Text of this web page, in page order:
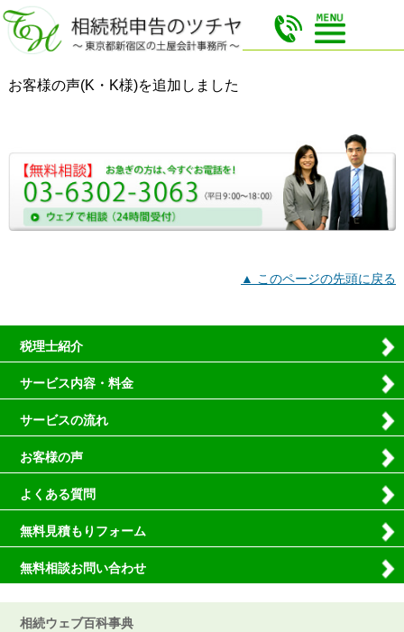
お客様の声(K・K様)を追加しました
▲ このページの先頭に戻る
税理士紹介
サービス内容・料金
サービスの流れ
お客様の声
よくある質問
無料見積もりフォーム
無料相談お問い合わせ
相続ウェブ百科事典